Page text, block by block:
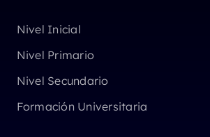
Nivel Inicial
Nivel Primario
Nivel Secundario
Formación Universitaria